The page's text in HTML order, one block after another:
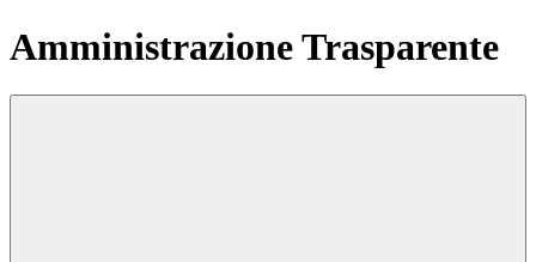
Amministrazione Trasparente